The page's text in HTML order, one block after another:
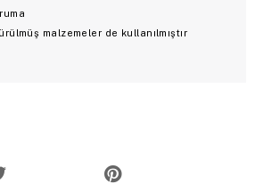
malzemeler de kullanılmıştır